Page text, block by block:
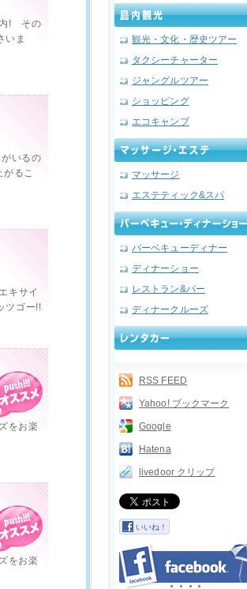
内! その
いま
いるの
るこ
キサイ
ツゴー!!
をお楽
をお楽
観光・文化・歴史ツアー
タクシーチャーター
ジャングルツアー
ショッピング
エコキャンプ
マッサージ
エステティック&スパ
バーベキューディナー
ディナーショー
レストラン&バー
ディナークルーズ
RSS FEED
Yahoo! ブックマーク
Google
Hatena
livedoor クリップ
いいね！